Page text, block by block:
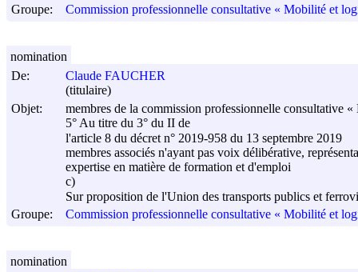
Groupe:
Commission professionnelle consultative « Mobilité et
De:
Claude FAUCHER
(titulaire)
Objet:
membres de la commission professionnelle consultative
5° Au titre du 3° du II de
l'article 8 du décret n° 2019-958 du 13 septembre 2019
membres associés n'ayant pas voix délibérative,
expertise en matière de formation et d'emploi
c)
Sur proposition de l'Union des transports publics et
Groupe:
Commission professionnelle consultative « Mobilité et
nomination
nomination